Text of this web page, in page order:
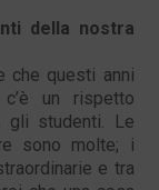
della nostra
che questi anni
un rispetto
gli studenti. Le
sono molte; i
e tra